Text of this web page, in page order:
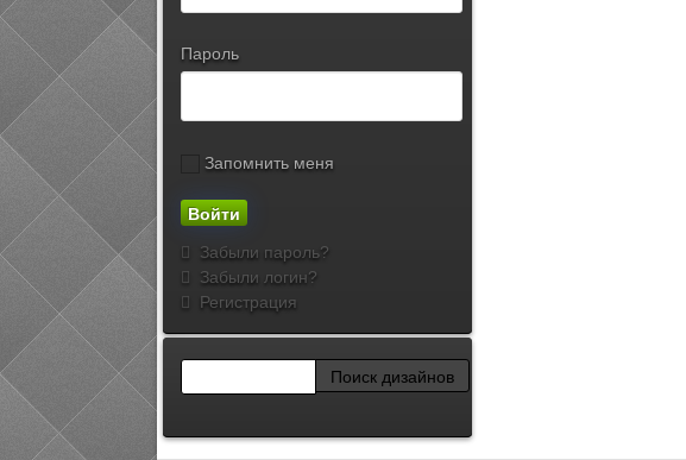
Пароль
Запомнить меня
Забыли пароль?
Забыли логин?
Регистрация